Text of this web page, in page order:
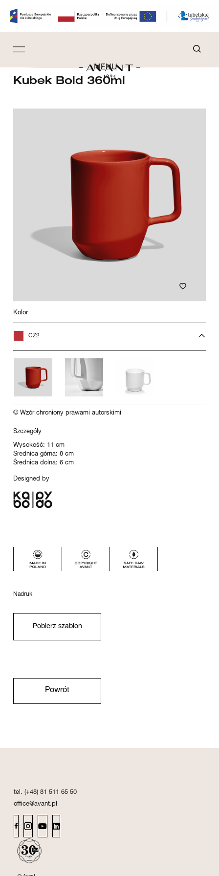
MENU
Kubek Bold 360ml
Kolor
CZ2
© Wzór chroniony prawami autorskimi
Szczegóły
Wysokość: 11 cm
Średnica górna: 8 cm
Średnica dolna: 6 cm
Designed by
Nadruk
Pobierz szablon
Powrót
tel. (+48) 81 511 65 50
office@avant.pl